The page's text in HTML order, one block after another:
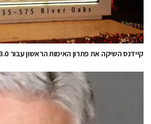
קיידנס השיקה את פתרון האימות הראשון עבור PCI Express 3.0